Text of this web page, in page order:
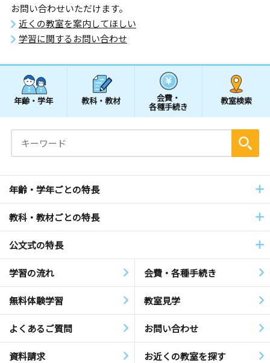
お問い合わせいただけます。
近くの教室を案内してほしい
学習に関するお問い合わせ
年齢・学年 教科・教材 会費・
各種手続き
教室検索
年齢・学年ごとの特長
教科・教材ごとの特長
公文式の特長
学習の流れ 会費・各種手続き
無料体験学習 教室見学
よくあるご質問 お問い合わせ
資料請求 お近くの教室を探す